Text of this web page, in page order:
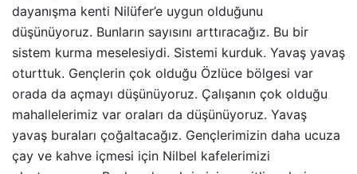
dayanışma kenti Nilüfer’e uygun olduğunu
düşünüyoruz. Bunların sayısını arttıracağız. Bu bir
sistem kurma meselesiydi. Sistemi kurduk. Yavaş yavaş
oturttuk. Gençlerin çok olduğu Özlüce bölgesi var
orada da açmayı düşünüyoruz. Çalışanın çok olduğu
mahallelerimiz var oraları da düşünüyoruz. Yavaş
yavaş buraları çoğaltacağız. Gençlerimizin daha ucuza
çay ve kahve içmesi için Nilbel kafelerimizi